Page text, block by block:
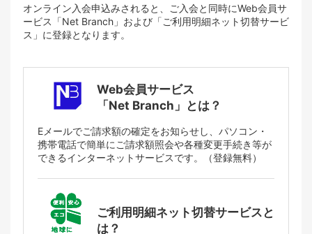
オンライン入会申込みされると、ご入会と同時にWeb会員サ
ービス「Net Branch」および「ご利用明細ネット切替サービ
ス」に登録となります。
Web会員サービス
「Net Branch」とは？
Eメールでご請求額の確定をお知らせし、パソコン・
携帯電話で簡単にご請求額照会や各種変更手続き等が
できるインターネットサービスです。（登録無料）
ご利用明細ネット切替サービスと
は？